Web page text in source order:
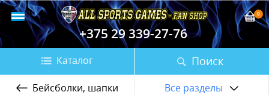
+375 29 339-27-76
Поиск
0
Каталог
Бейсболки, шапки Все разделы